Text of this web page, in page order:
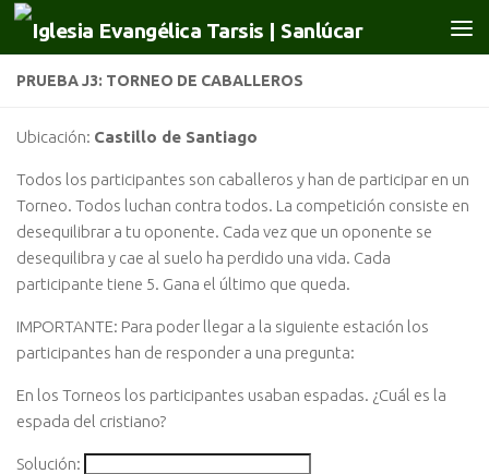
Saltar al contenido
PRUEBA J3: TORNEO DE CABALLEROS
Ubicación: Castillo de Santiago
Todos los participantes son caballeros y han de participar en un
Torneo. Todos luchan contra todos. La competición consiste en
desequilibrar a tu oponente. Cada vez que un oponente se
desequilibra y cae al suelo ha perdido una vida. Cada
participante tiene 5. Gana el último que queda.
IMPORTANTE: Para poder llegar a la siguiente estación los
participantes han de responder a una pregunta:
En los Torneos los participantes usaban espadas. ¿Cuál es la
espada del cristiano?
Solución: